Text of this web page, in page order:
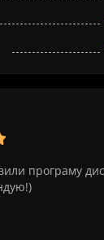
програму